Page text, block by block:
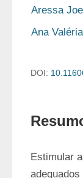
Aressa
Ana
DOI:
Estimular